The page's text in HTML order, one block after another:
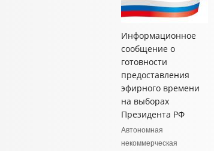
Информационное
сообщение о
готовности
предоставления
эфирного времени
на выборах
Президента РФ
Автономная
некоммерческая